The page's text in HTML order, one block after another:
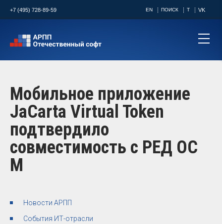
+7 (495) 728-89-59 EN ПОИСК T VK
Мобильное приложение
JaCarta Virtual Token
подтвердило
совместимость с РЕД ОС
М
Новости АРПП
События ИТ-отрасли